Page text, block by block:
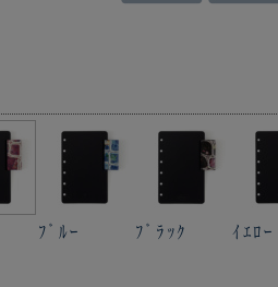
ﾌﾞﾙｰ ﾌﾞﾗｯｸ ｲｴﾛｰ